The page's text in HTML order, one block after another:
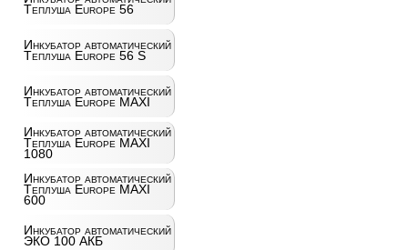
Теплуша Europe 56
Инкубатор автоматический
Теплуша Europe 56 S
Инкубатор автоматический
Теплуша Europe MAXI
Инкубатор автоматический
Теплуша Europe MAXI
1080
Инкубатор автоматический
Теплуша Europe MAXI
600
Инкубатор автоматический
ЭКО 100 АКБ